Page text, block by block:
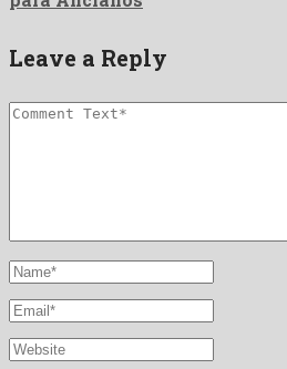
Leave a Reply